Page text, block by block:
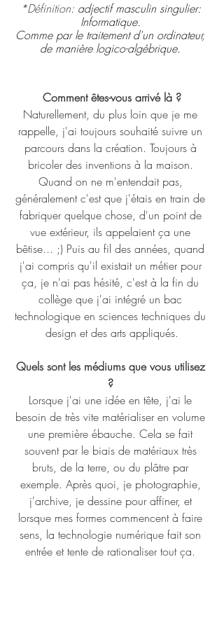
*Définition: adjectif masculin singulier:
Informatique.
Comme par le traitement d'un ordinateur,
de manière logico-algébrique.
Comment êtes-vous arrivé là ?
Naturellement, du plus loin que je me
rappelle, j'ai toujours souhaité suivre un
parcours dans la création. Toujours à
bricoler des inventions à la maison.
Quand on ne m'entendait pas,
généralement c'est que j'étais en train de
fabriquer quelque chose, d'un point de
vue extérieur, ils appelaient ça une
bêtise... ;) Puis au fil des années, quand
j'ai compris qu'il existait un métier pour
ça, je n'ai pas hésité, c'est à la fin du
collège que j'ai intégré un bac
technologique en sciences techniques du
design et des arts appliqués.
Quels sont les médiums que vous utilisez
?
Lorsque j'ai une idée en tête, j'ai le
besoin de très vite matérialiser en volume
une première ébauche. Cela se fait
souvent par le biais de matériaux très
bruts, de la terre, ou du plâtre par
exemple. Après quoi, je photographie,
j'archive, je dessine pour affiner, et
lorsque mes formes commencent à faire
sens, la technologie numérique fait son
entrée et tente de rationaliser tout ça.